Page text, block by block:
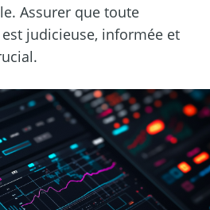
Assurer que toute
judicieuse, informée et